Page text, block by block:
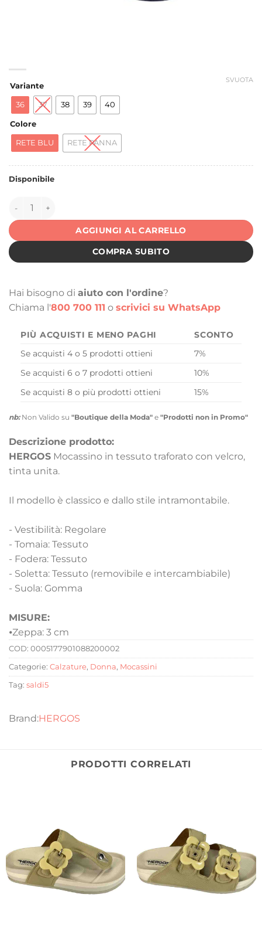
Variante
36 37 38 39 40
Colore
RETE BLU RETE PANNA
SVUOTA
Disponibile
151926 quantità
AGGIUNGI AL CARRELLO
COMPRA SUBITO
Hai bisogno di aiuto con l'ordine?
Chiama l'800 700 111 o scrivici su WhatsApp
PIÙ ACQUISTI E MENO PAGHI
SCONTO
Se acquisti 4 o 5 prodotti ottieni
7%
Se acquisti 6 o 7 prodotti ottieni
10%
Se acquisti 8 o più prodotti ottieni
15%
nb:Non Valido su "Boutique della Moda" e "Prodotti non in Promo"
Descrizione prodotto:
HERGOS Mocassino in tessuto traforato con velcro,
tinta unita.
Il modello è classico e dallo stile intramontabile.
- Vestibilità: Regolare
- Tomaia: Tessuto
- Fodera: Tessuto
- Soletta: Tessuto (removibile e intercambiabile)
- Suola: Gomma
MISURE:
⦁Zeppa: 3 cm
COD: 0005177901088200002
Categorie: Calzature, Donna, Mocassini
Tag: saldi5
HERGOS
PRODOTTI CORRELATI